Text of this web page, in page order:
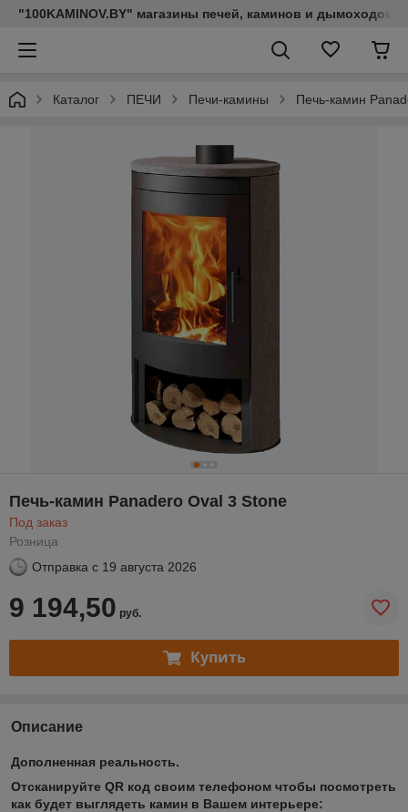
"100KAMINOV.BY" магазины печей, каминов и дымоходов
Каталог ПЕЧИ Печи-камины Печь-камин
Печь-камин Panadero Oval 3 Stone
Под заказ
Розница
Отправка с 19 августа 2026
9 194,50 руб.
Купить
Описание
Дополненная реальность.
Отсканируйте QR код своим телефоном чтобы посмотреть
как будет выглядеть камин в Вашем интерьере: